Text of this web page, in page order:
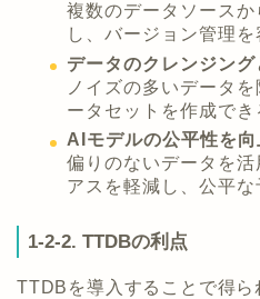
複数のデータソース
し、バージョン管理を
データのクレンジン
ノイズの多いデータ
ータセットを作成でき
AIモデルの公平性を向
偏りのないデータを
アスを軽減し、公平な
1-2-2. TTDBの利点
TTDBを導入することで得